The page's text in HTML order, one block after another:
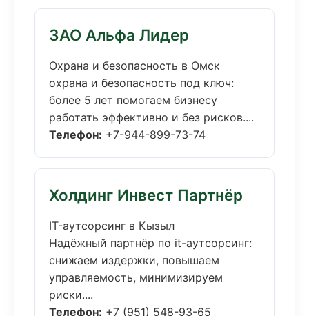
ЗАО Альфа Лидер
Охрана и безопасность в Омск
охрана и безопасность под ключ:
более 5 лет помогаем бизнесу
работать эффективно и без рисков....
Телефон: +7-944-899-73-74
Холдинг Инвест Партнёр
IT-аутсорсинг в Кызыл
Надёжный партнёр по it-аутсорсинг:
снижаем издержки, повышаем
управляемость, минимизируем
риски....
Телефон: +7 (951) 548-93-65